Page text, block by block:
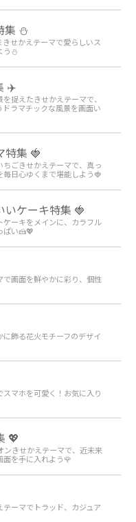
集️ ⛄️
せかえテーマで愛らしいス
う️⛄️
✈️
捉えたきせかえテーマで、
ラマチックな風景を画面い
特集 🍓
ごきせかえテーマで、真っ
日心ゆくまで堪能しよう🍓
いケーキ特集 🍓
ーキをメインに、カラフル
ぱい🍰💖
で画面を鮮やかに彩り、個性
飾る花火モチーフのデザイ
マホを可愛く！お気に入り
💖
ンきせかえテーマで、近未来
を手に入れよう🌹
ーマでトラッド、カジュア